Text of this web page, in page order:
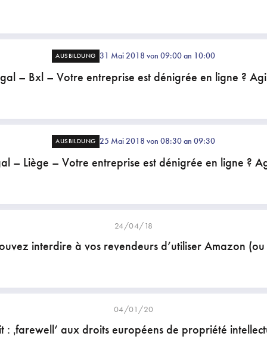
AUSBILDUNG 31 Mai 2018 von 09:00 an 10:00
– Bxl – Votre entreprise est dénigrée en ligne ?
AUSBILDUNG 25 Mai 2018 von 08:30 an 09:30
– Liège – Votre entreprise est dénigrée en ligne ?
24/04/18
interdire à vos revendeurs d’utiliser Amazon
04/01/20
: ‚farewell‘ aux droits européens de propriété